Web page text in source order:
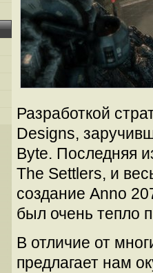
Разработкой
Designs,
Byte. Последняя
The Settlers, и
создание Anno
был очень тепло
В отличие от
предлагает нам